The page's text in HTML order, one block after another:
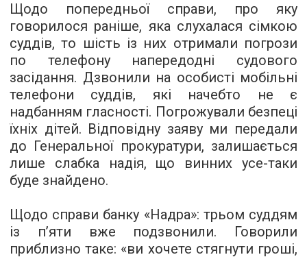
Щодо попередньої справи, про яку
говорилося раніше, яка слухалася сімкою
суддів, то шість із них отримали погрози
по телефону напередодні судового
засідання. Дзвонили на особисті мобільні
телефони суддів, які начебто не є
надбанням гласності. Погрожували безпеці
їхніх дітей. Відповідну заяву ми передали
до Генеральної прокуратури, залишається
лише слабка надія, що винних усе-таки
буде знайдено.
Щодо справи банку «Надра»: трьом суддям
із п’яти вже подзвонили. Говорили
приблизно таке: «ви хочете стягнути гроші,